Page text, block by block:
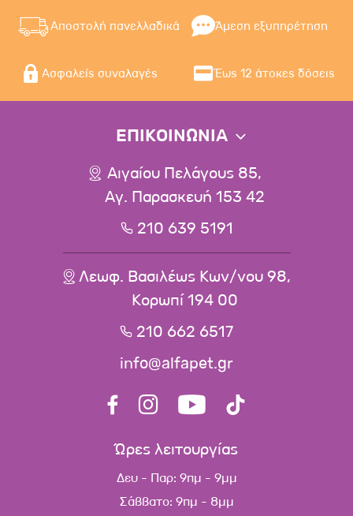
Αποστολή πανελλαδικά Άμεση εξυπηρέτηση
Ασφαλείς συναλαγές Έως 12 άτοκες δόσεις
ΕΠΙΚΟΙΝΩΝΙΑ
Αιγαίου Πελάγους 85,
Αγ. Παρασκευή 153 42
210 639 5191
Λεωφ. Βασιλέως Κων/νου 98,
Κορωπί 194 00
210 662 6517
info@alfapet.gr
Ώρες λειτουργίας
Δευ - Παρ: 9πμ - 9μμ
Σάββατο: 9πμ - 8μμ